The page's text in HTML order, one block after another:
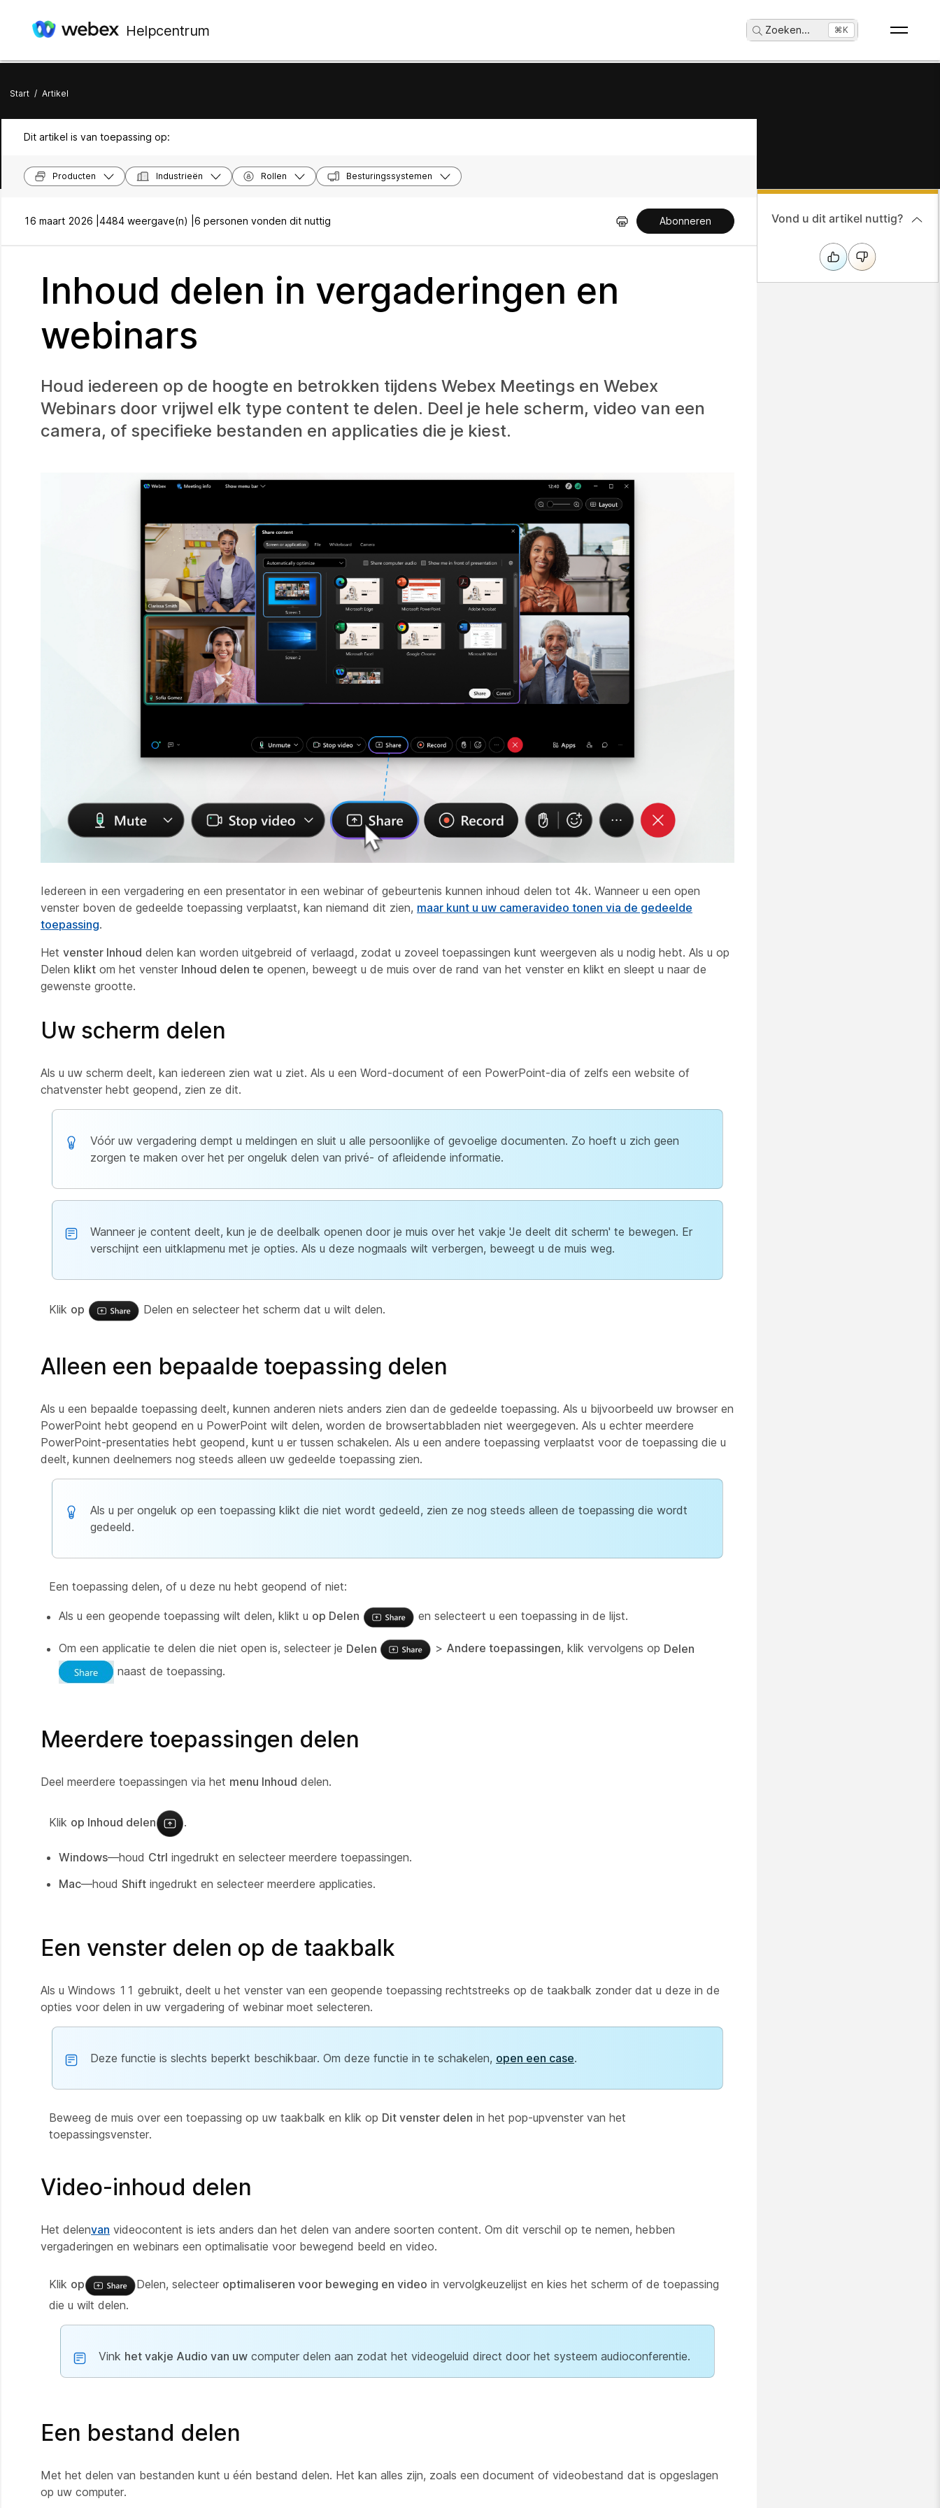
Helpcentrum Zoeken... ⌘K
Start / Artikel
Dit artikel is van toepassing op:
Producten Industrieën Rollen Besturingssystemen
16 maart 2026 | 4484 weergave(n) | 6 personen vonden dit nuttig Abonneren
Inhoud delen in vergaderingen en
webinars
Houd iedereen op de hoogte en betrokken tijdens Webex Meetings en Webex
Webinars door vrijwel elk type content te delen. Deel je hele scherm, video van een
camera, of specifieke bestanden en applicaties die je kiest.
Iedereen in een vergadering en een presentator in een webinar of gebeurtenis kunnen inhoud delen tot 4k. Wanneer u een open
venster boven de gedeelde toepassing verplaatst, kan niemand dit zien, maar kunt u uw cameravideo tonen via de gedeelde
toepassing.
Het venster Inhoud delen kan worden uitgebreid of verlaagd, zodat u zoveel toepassingen kunt weergeven als u nodig hebt. Als u op
Delen klikt om het venster Inhoud delen te openen, beweegt u de muis over de rand van het venster en klikt en sleept u naar de
gewenste grootte.
Uw scherm delen
Als u uw scherm deelt, kan iedereen zien wat u ziet. Als u een Word-document of een PowerPoint-dia of zelfs een website of
chatvenster hebt geopend, zien ze dit.
Vóór uw vergadering dempt u meldingen en sluit u alle persoonlijke of gevoelige documenten. Zo hoeft u zich geen
zorgen te maken over het per ongeluk delen van privé- of afleidende informatie.
Wanneer je content deelt, kun je de deelbalk openen door je muis over het vakje 'Je deelt dit scherm' te bewegen. Er
verschijnt een uitklapmenu met je opties. Als u deze nogmaals wilt verbergen, beweegt u de muis weg.
Klik op Delen en selecteer het scherm dat u wilt delen.
Alleen een bepaalde toepassing delen
Als u een bepaalde toepassing deelt, kunnen anderen niets anders zien dan de gedeelde toepassing. Als u bijvoorbeeld uw browser en
PowerPoint hebt geopend en u PowerPoint wilt delen, worden de browsertabbladen niet weergegeven. Als u echter meerdere
PowerPoint-presentaties hebt geopend, kunt u er tussen schakelen. Als u een andere toepassing verplaatst voor de toepassing die u
deelt, kunnen deelnemers nog steeds alleen uw gedeelde toepassing zien.
Als u per ongeluk op een toepassing klikt die niet wordt gedeeld, zien ze nog steeds alleen de toepassing die wordt
gedeeld.
Een toepassing delen, of u deze nu hebt geopend of niet:
Als u een geopende toepassing wilt delen, klikt u op Delen en selecteert u een toepassing in de lijst.
Om een applicatie te delen die niet open is, selecteer je Delen > Andere toepassingen, klik vervolgens op Delen
naast de toepassing.
Meerdere toepassingen delen
Deel meerdere toepassingen via het menu Inhoud delen.
Klik op Inhoud delen .
Windows—houd Ctrl ingedrukt en selecteer meerdere toepassingen.
Mac—houd Shift ingedrukt en selecteer meerdere applicaties.
Een venster delen op de taakbalk
Als u Windows 11 gebruikt, deelt u het venster van een geopende toepassing rechtstreeks op de taakbalk zonder dat u deze in de
opties voor delen in uw vergadering of webinar moet selecteren.
Deze functie is slechts beperkt beschikbaar. Om deze functie in te schakelen, open een case.
Beweeg de muis over een toepassing op uw taakbalk en klik op Dit venster delen in het pop-upvenster van het
toepassingsvenster.
Video-inhoud delen
Het delenvan videocontent is iets anders dan het delen van andere soorten content. Om dit verschil op te nemen, hebben
vergaderingen en webinars een optimalisatie voor bewegend beeld en video.
Klik op Delen, selecteer optimaliseren voor beweging en video in vervolgkeuzelijst en kies het scherm of de toepassing
die u wilt delen.
Vink het vakje Audio van uw computer delen aan zodat het videogeluid direct door het systeem audioconferentie.
Een bestand delen
Met het delen van bestanden kunt u één bestand delen. Het kan alles zijn, zoals een document of videobestand dat is opgeslagen
op uw computer.
Vond u dit artikel nuttig?